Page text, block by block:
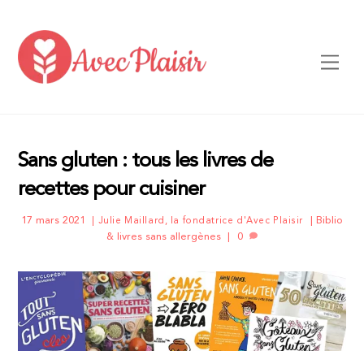
content
Sans gluten : tous les livres de
recettes pour cuisiner
17 mars 2021 Julie Maillard, la fondatrice d'Avec Plaisir
Biblio
& livres sans allergènes
0